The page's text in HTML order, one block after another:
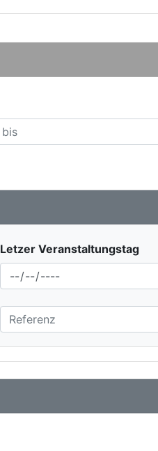
Letzer Veranstaltungstag